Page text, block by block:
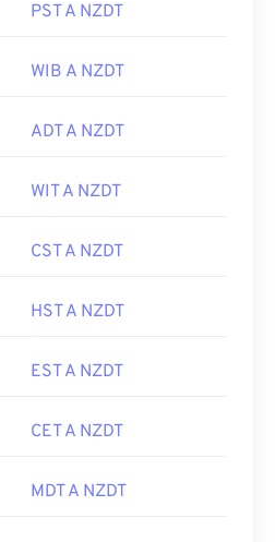
PST A NZDT
WIB A NZDT
ADT A NZDT
WIT A NZDT
CST A NZDT
HST A NZDT
EST A NZDT
CET A NZDT
MDT A NZDT